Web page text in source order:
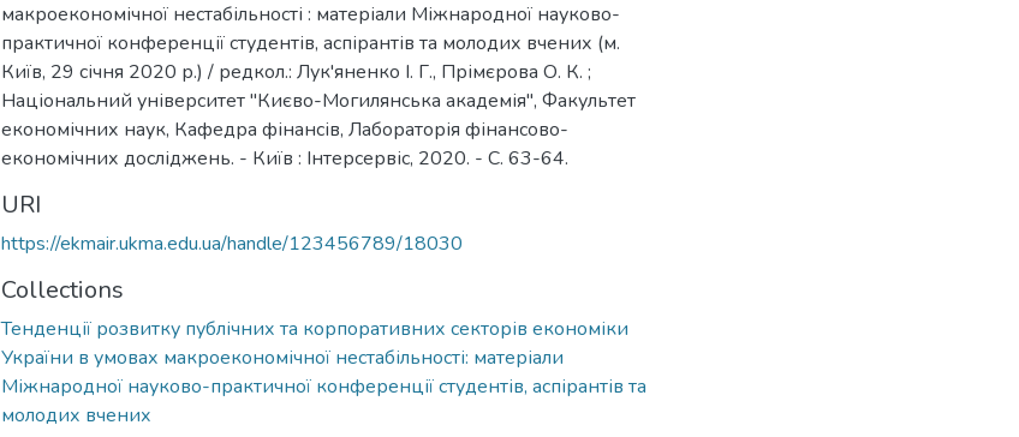
макроекономічної нестабільності : матеріали Міжнародної науково-
практичної конференції студентів, аспірантів та молодих вчених (м.
Київ, 29 січня 2020 р.) / редкол.: Лук'яненко І. Г., Прімєрова О. К. ;
Національний університет "Києво-Могилянська академія", Факультет
економічних наук, Кафедра фінансів, Лабораторія фінансово-
економічних досліджень. - Київ : Інтерсервіс, 2020. - С. 63-64.
URI
https://ekmair.ukma.edu.ua/handle/123456789/18030
Collections
Тенденції розвитку публічних та корпоративних секторів економіки
України в умовах макроекономічної нестабільності: матеріали
Міжнародної науково-практичної конференції студентів, аспірантів та
молодих вчених